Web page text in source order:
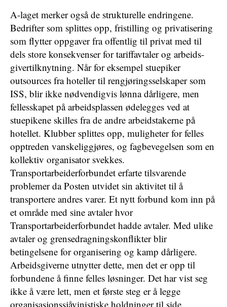
A-laget merker også de strukturelle endringene.
Bedrifter som splittes opp, fristilling og privatisering
som flytter oppgaver fra offentlig til privat med til
dels store konsekvenser for tariffavtaler og arbeids-
givertilknytning. Når for eksempel stuepiker
outsources fra hoteller til rengjøringsselskaper som
ISS, blir ikke nødvendigvis lønna dårligere, men
fellesskapet på arbeidsplassen ødelegges ved at
stuepikene skilles fra de andre arbeidstakerne på
hotellet. Klubber splittes opp, muligheter for felles
opptreden vanskeliggjøres, og fagbevegelsen som en
kollektiv organisator svekkes.
Transportarbeiderforbundet erfarte tilsvarende
problemer da Posten utvidet sin aktivitet til å
transportere andres varer. Et nytt forbund kom inn på
et område med sine avtaler hvor
Transportarbeiderforbundet hadde avtaler. Med ulike
avtaler og grensedragningskonflikter blir
betingelsene for organisering og kamp dårligere.
Arbeidsgiverne utnytter dette, men det er opp til
forbundene å finne felles løsninger. Det har vist seg
ikke å være lett, men et første steg er å legge
organisasjonssjåvinistiske holdninger til side.